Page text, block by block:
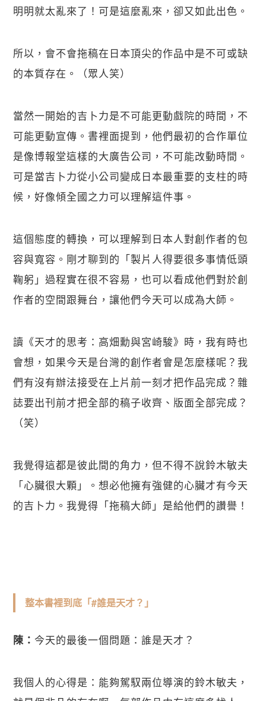
明明就太亂來了！可是這麼亂來，卻又如此出色。
所以，會不會拖稿在日本頂尖的作品中是不可或缺
的本質存在。（眾人笑）
當然一開始的吉卜力是不可能更動戲院的時間，不
可能更動宣傳。書裡面提到，他們最初的合作單位
是像博報堂這樣的大廣告公司，不可能改動時間。
可是當吉卜力從小公司變成日本最重要的支柱的時
候，好像傾全國之力可以理解這件事。
這個態度的轉換，可以理解到日本人對創作者的包
容與寬容。剛才聊到的「製片人得要很多事情低頭
鞠躬」過程實在很不容易，也可以看成他們對於創
作者的空間跟舞台，讓他們今天可以成為大師。
讀《天才的思考：高畑勳與宮崎駿》時，我有時也
會想，如果今天是台灣的創作者會是怎麼樣呢？我
們有沒有辦法接受在上片前一刻才把作品完成？雜
誌要出刊前才把全部的稿子收齊、版面全部完成？
（笑）
我覺得這都是彼此間的角力，但不得不說鈴木敏夫
「心臟很大顆」。想必他擁有強健的心臟才有今天
的吉卜力。我覺得「拖稿大師」是給他們的讚譽！
整本書裡到底「#誰是天才？」
陳： 今天的最後一個問題：誰是天才？
我個人的心得是：能夠駕馭兩位導演的鈴木敏夫，